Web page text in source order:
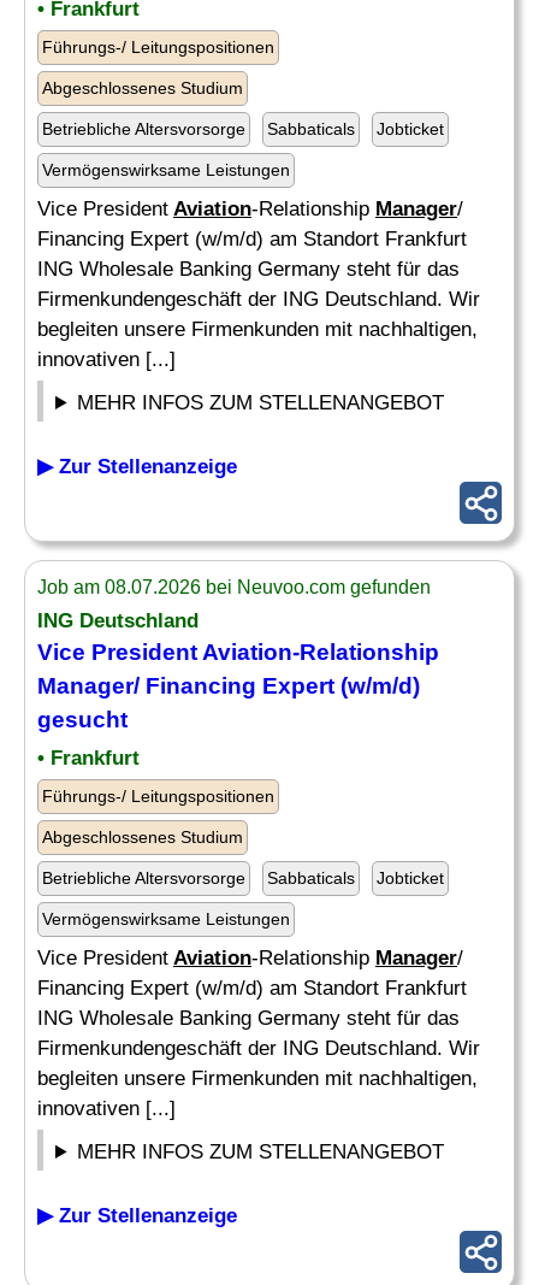
• Frankfurt
Führungs-/ Leitungspositionen
Abgeschlossenes Studium
Betriebliche Altersvorsorge Sabbaticals Jobticket
Vermögenswirksame Leistungen
Vice President Aviation-Relationship Manager/
Financing Expert (w/m/d) am Standort Frankfurt
ING Wholesale Banking Germany steht für das
Firmenkundengeschäft der ING Deutschland. Wir
begleiten unsere Firmenkunden mit nachhaltigen,
innovativen [...]
MEHR INFOS ZUM STELLENANGEBOT
▶ Zur Stellenanzeige
Job am 08.07.2026 bei Neuvoo.com gefunden
ING Deutschland
Vice President Aviation-Relationship
Manager/ Financing Expert (w/m/d)
gesucht
• Frankfurt
Führungs-/ Leitungspositionen
Abgeschlossenes Studium
Betriebliche Altersvorsorge Sabbaticals Jobticket
Vermögenswirksame Leistungen
Vice President Aviation-Relationship Manager/
Financing Expert (w/m/d) am Standort Frankfurt
ING Wholesale Banking Germany steht für das
Firmenkundengeschäft der ING Deutschland. Wir
begleiten unsere Firmenkunden mit nachhaltigen,
innovativen [...]
MEHR INFOS ZUM STELLENANGEBOT
▶ Zur Stellenanzeige